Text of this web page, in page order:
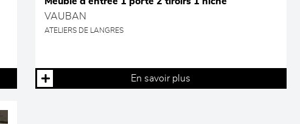
VAUBAN
ATELIERS DE LANGRES
En savoir plus